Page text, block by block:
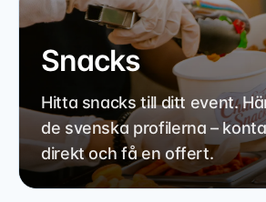
Snacks
Hitta snacks till ditt event.
de svenska profilerna –
direkt och få en offert.